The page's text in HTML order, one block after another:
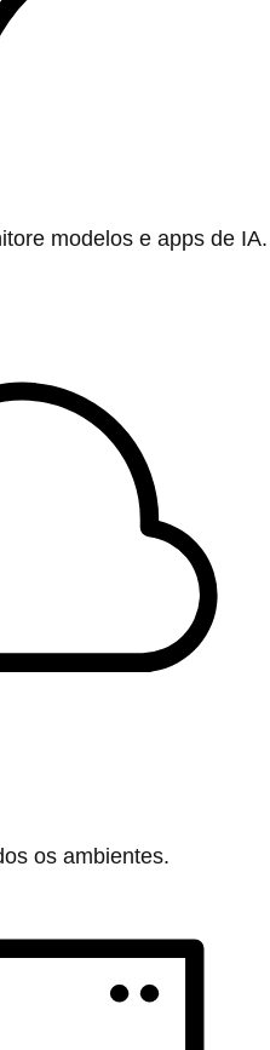
modelos e apps de IA.
os ambientes.